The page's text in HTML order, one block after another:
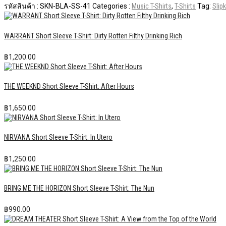
รหัสสินค้า : SKN-BLA-SS-41 Categories : Music T-Shirts, T-Shirts Tag:
WARRANT Short Sleeve T-Shirt: Dirty Rotten Filthy Drinking Rich
฿1,200.00
THE WEEKND Short Sleeve T-Shirt: After Hours
฿1,650.00
NIRVANA Short Sleeve T-Shirt: In Utero
฿1,250.00
BRING ME THE HORIZON Short Sleeve T-Shirt: The Nun
฿990.00